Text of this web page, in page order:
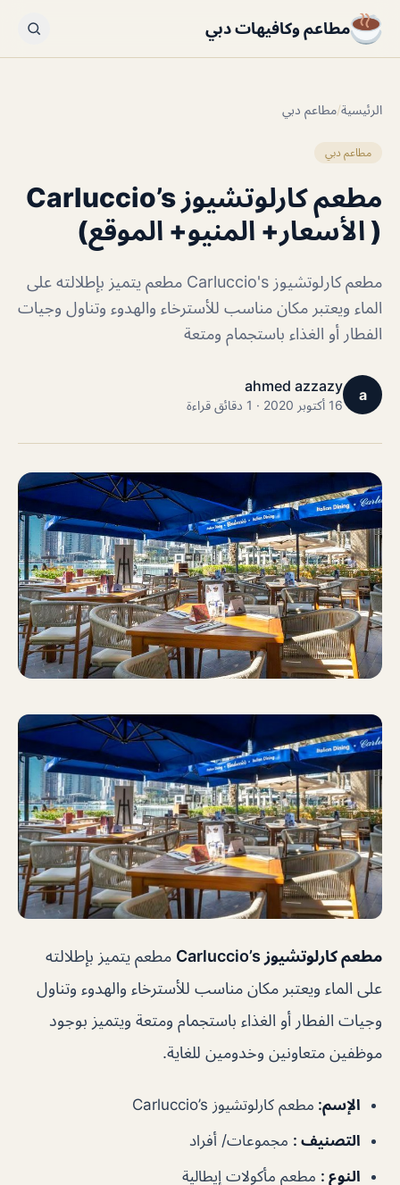
مطاعم وكافيهات دبي
الرئيسية/مطاعم دبي
مطاعم دبي
مطعم كارلوتشيوز Carluccio’s
( الأسعار+ المنيو+ الموقع)
مطعم كارلوتشيوز Carluccio's مطعم يتميز بإطلالته على
الماء ويعتبر مكان مناسب للأسترخاء والهدوء وتناول وجيات
الفطار أو الغذاء باستجمام ومتعة
a
ahmed azzazy
16 أكتوبر 2020 · 1 دقائق قراءة
مطعم كارلوتشيوز Carluccio’s
مطعم يتميز بإطلالته
على الماء ويعتبر مكان مناسب للأسترخاء والهدوء وتناول
وجيات الفطار أو الغذاء باستجمام ومتعة ويتميز بوجود
موظفين متعاونين وخدومين للغاية.
الإسم: مطعم كارلوتشيوز Carluccio’s
التصنيف : مجموعات/ أفراد
النوع : مطعم مأكولات إيطالية